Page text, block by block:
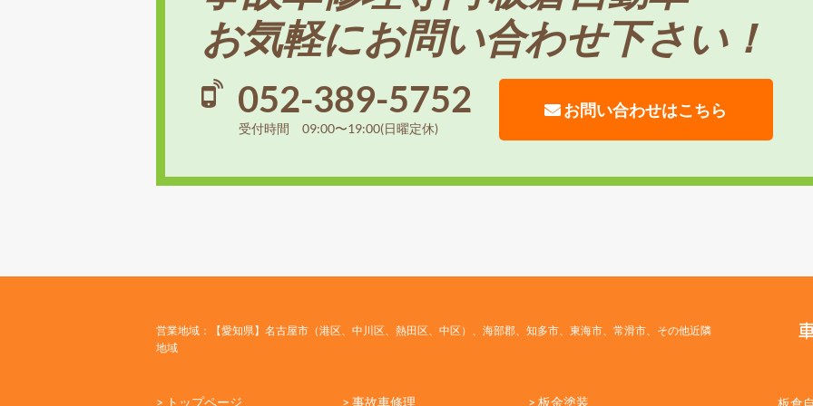
お気軽にお問い合わせ下さい！
052-389-5752
受付時間 09:00〜19:00(日曜定休)
お問い合わせはこちら
営業地域：【愛知県】名古屋市（港区、中川区、熱田区、中区）、海部郡、知多市、東海市、常滑市、その他近隣
地域
> トップページ > 事故車修理 > 板金塗装 板倉